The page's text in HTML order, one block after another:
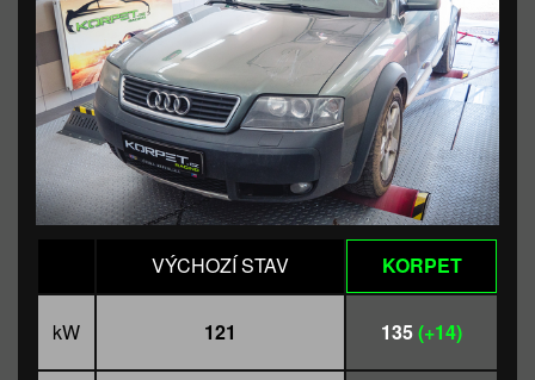
VÝCHOZÍ STAV KORPET
kW 121 135(+14)